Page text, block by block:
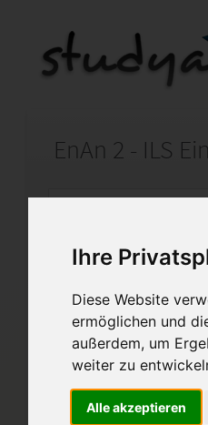
Ihre
Diese Website
ermöglichen und
außerdem, um
weiter zu
Alle akzeptieren
EnAn 2 - ILS
Startseite Abitur und